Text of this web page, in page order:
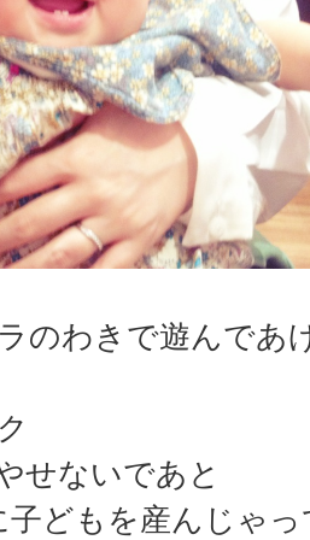
のわきで遊んであ
せないであと
子どもを産んじゃ